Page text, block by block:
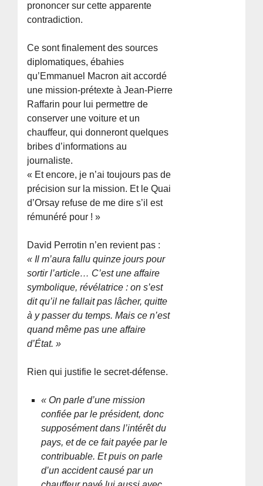
prononcer sur cette apparente
contradiction.
Ce sont finalement des sources
diplomatiques, ébahies
qu’Emmanuel Macron ait accordé
une mission-prétexte à Jean-Pierre
Raffarin pour lui permettre de
conserver une voiture et un
chauffeur, qui donneront quelques
bribes d’informations au
journaliste.
« Et encore, je n’ai toujours pas de
précision sur la mission. Et le Quai
d’Orsay refuse de me dire s’il est
rémunéré pour ! »
David Perrotin n’en revient pas :
« Il m’aura fallu quinze jours pour
sortir l’article… C’est une affaire
symbolique, révélatrice : on s’est
dit qu’il ne fallait pas lâcher, quitte
à y passer du temps. Mais ce n’est
quand même pas une affaire
d’État. »
Rien qui justifie le secret-défense.
« On parle d’une mission
confiée par le président, donc
supposément dans l’intérêt du
pays, et de ce fait payée par le
contribuable. Et puis on parle
d’un accident causé par un